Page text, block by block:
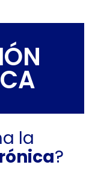
la
?